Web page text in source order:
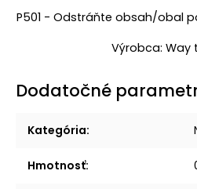
P501 - Odstráňte obsah/obal
Výrobca: Way
Dodatočné
Kategória:
Hmotnosť: